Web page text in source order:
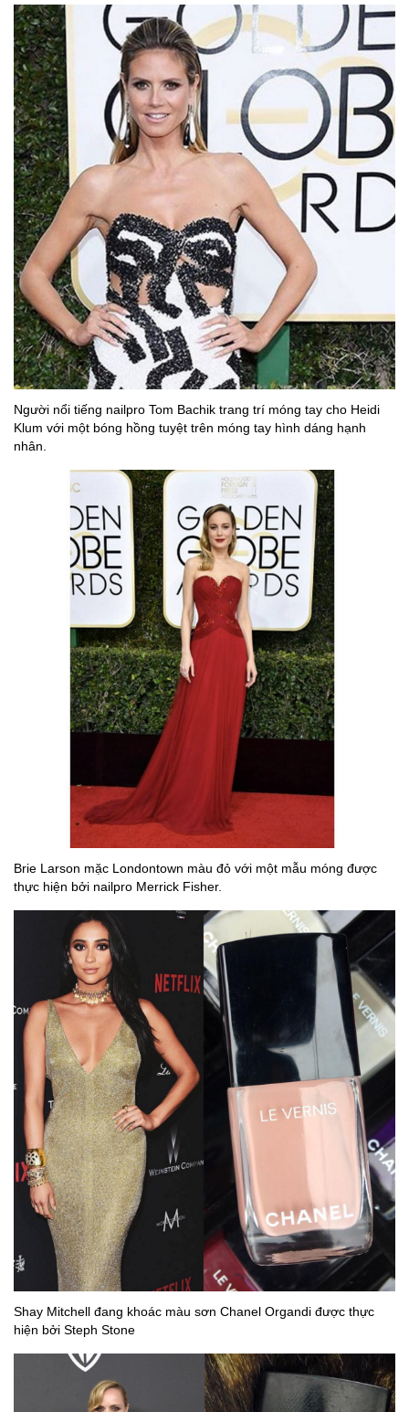
Người nổi tiếng nailpro Tom Bachik trang trí móng tay cho Heidi
Klum với một bóng hồng tuyệt trên móng tay hình dáng hạnh
nhân.
Brie Larson mặc Londontown màu đỏ với một mẫu móng được
thực hiện bởi nailpro Merrick Fisher.
Shay Mitchell đang khoác màu sơn Chanel Organdi được thực
hiện bởi Steph Stone